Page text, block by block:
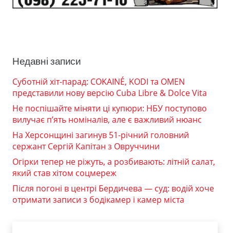
Недавні записи
Суботній хіт-парад: COKAINÉ, KODI та OMEN
представили нову версію Cuba Libre & Dolce Vita
Не поспішайте міняти ці купюри: НБУ поступово
вилучає п’ять номіналів, але є важливий нюанс
На Херсонщині загинув 51-річний головний
сержант Сергій Капітан з Овруччини
Огірки тепер не ріжуть, а розбивають: літній салат,
який став хітом соцмереж
Після погоні в центрі Бердичева — суд: водій хоче
отримати записи з бодікамер і камер міста